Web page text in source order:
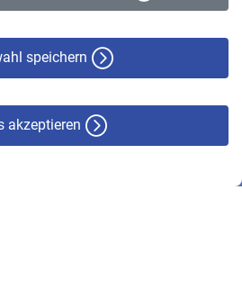
speichern
akzeptieren